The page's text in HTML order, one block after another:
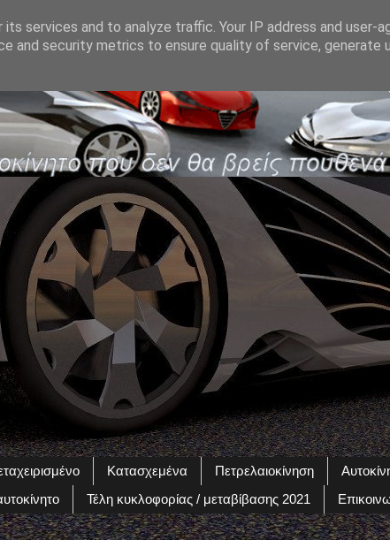
Κατασχεμένα Πετρελαιοκίνηση
Τέλη κυκλοφορίας / μεταβίβασης 2021
services and to analyze traffic. Your IP address and user-
and security metrics to ensure quality of service, generate